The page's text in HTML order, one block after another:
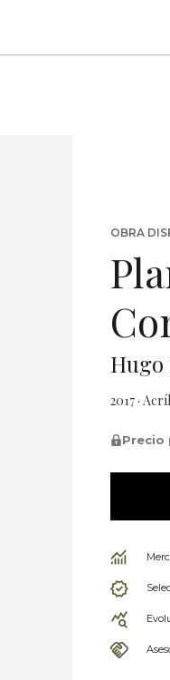
OBRA
Hugo
2017 ·
Precio